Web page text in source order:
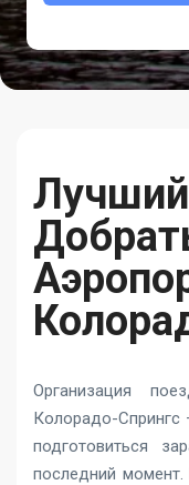
Организация
Колорадо-Спрингс
подготовиться
последний